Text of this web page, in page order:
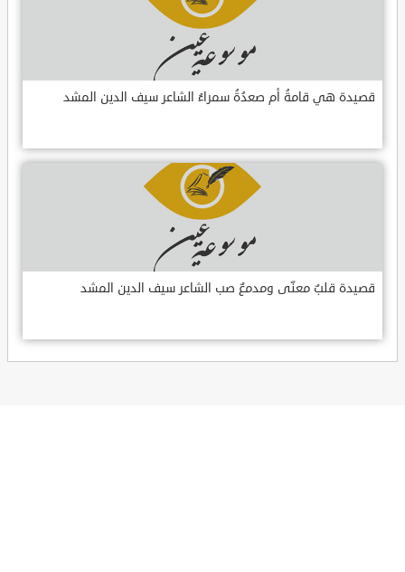
قصيدة هي قامةُ أم صعدُةُ سمراءُ الشاعر سيف الدين المشد
قصيدة قلبٌ معنّى ومدمعٌ صب الشاعر سيف الدين المشد